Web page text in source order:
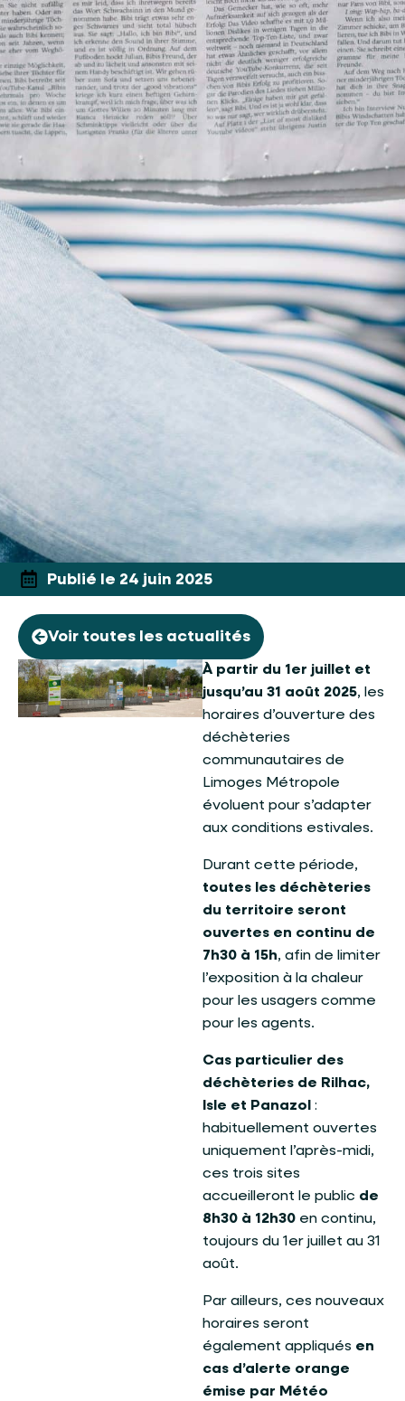
Publié le 24 juin 2025
Voir toutes les actualités
À partir du 1er juillet et
jusqu’au 31 août 2025, les
horaires d’ouverture des
déchèteries
communautaires de
Limoges Métropole
évoluent pour s’adapter
aux conditions estivales.
Durant cette période,
toutes les déchèteries
du territoire seront
ouvertes en continu de
7h30 à 15h, afin de limiter
l’exposition à la chaleur
pour les usagers comme
pour les agents.
Cas particulier des
déchèteries de Rilhac,
Isle et Panazol :
habituellement ouvertes
uniquement l’après-midi,
ces trois sites
accueilleront le public de
8h30 à 12h30 en continu,
toujours du 1er juillet au 31
août.
Par ailleurs, ces nouveaux
horaires seront
également appliqués en
cas d’alerte orange
émise par Météo